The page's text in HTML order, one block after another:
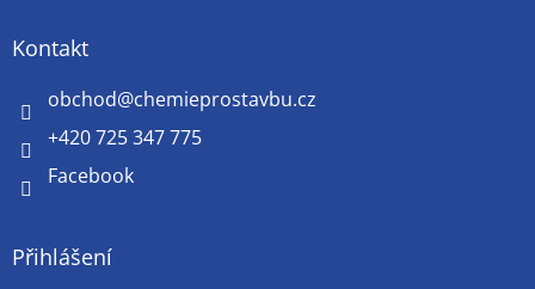
Kontakt
obchod@chemieprostavbu.cz
+420 725 347 775
Facebook
Přihlášení